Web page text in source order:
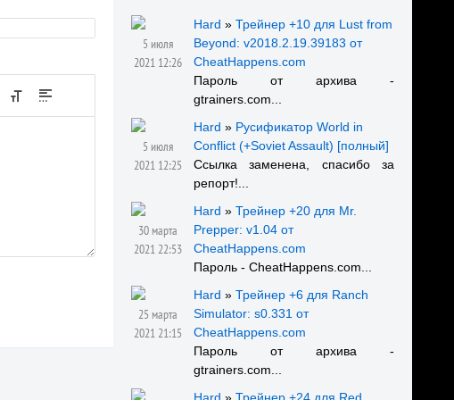
5 июля
2021 12:26
Hard » Трейнер +10 для Lust from
Beyond: v2018.2.19.39183 от
CheatHappens.com
Пароль от архива -
gtrainers.com...
5 июля
2021 12:25
Hard » Русификатор World in
Conflict (+Soviet Assault) [полный]
Ссылка заменена, спасибо за
репорт!...
30 марта
2021 22:53
Hard » Трейнер +20 для Mr.
Prepper: v1.04 от
CheatHappens.com
Пароль - CheatHappens.com...
25 марта
2021 21:15
Hard » Трейнер +6 для Ranch
Simulator: s0.331 от
CheatHappens.com
Пароль от архива -
gtrainers.com...